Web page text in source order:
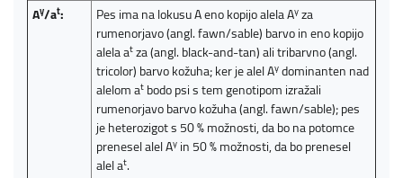
Ay/at: Pes ima na lokusu A eno kopijo alela Ayza
rumenorjavo (angl. fawn/sable) barvo in eno kopijo
alela atza (angl. black-and-tan) ali tribarvno (angl.
tricolor) barvo kožuha; ker je alel Aydominanten nad
alelom at bodo psi s tem genotipom izražali
rumenorjavo barvo kožuha (angl. fawn/sable); pes
je heterozigot s 50 % možnosti, da bo na potomce
prenesel alel Ay in 50 % možnosti, da bo prenesel
alel at.